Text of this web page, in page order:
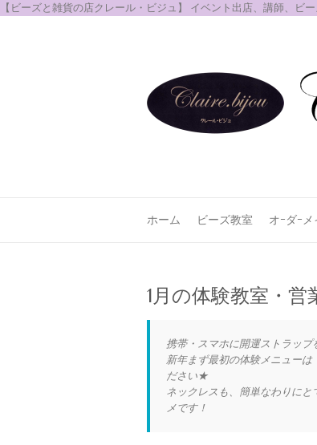
【ビーズと雑貨の店クレール・ビジュ】 イベント出店、講師、ビ
ホーム ビーズ教室 オｰダｰ
1月の体験教室・営
携帯・スマホに開運ストラップ
新年まず最初の体験メニュー
ださい★
ネックレスも、簡単なわりに
メです！